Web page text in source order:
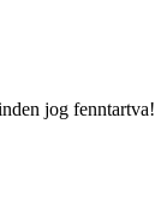
jog fenntartva!